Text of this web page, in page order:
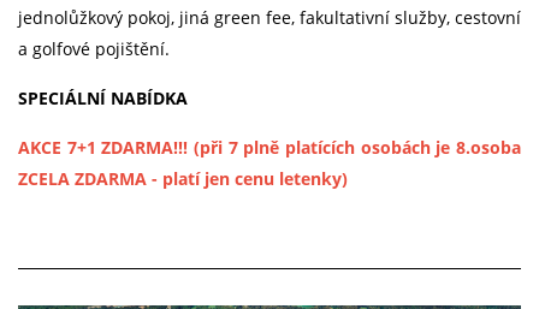
jednolůžkový pokoj, jiná green fee, fakultativní služby, cestovní
a golfové pojištění.
SPECIÁLNÍ NABÍDKA
AKCE 7+1 ZDARMA!!! (při 7 plně platících osobách je 8.osoba
ZCELA ZDARMA - platí jen cenu letenky)